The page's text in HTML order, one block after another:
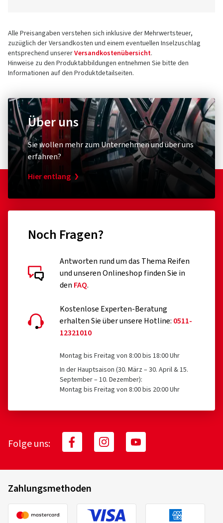
Alle Preisangaben verstehen sich inklusive der Mehrwertsteuer,
zuzüglich der Versandkosten und einem eventuellen Inselzuschlag
entsprechend unsererVersandkostenübersicht.
Hinweise zu den Produktabbildungen entnehmen Sie bitte den
Informationen auf den Produktdetailseiten.
Über uns
Sie wollen mehr zum Unternehmen und über uns
erfahren?
Hier entlang
Noch Fragen?
Antworten rund um das Thema Reifen
und unseren Onlineshop finden Sie in
den FAQ.
Kostenlose Experten-Beratung
erhalten Sie über unsere Hotline: 0511-
12321010
Montag bis Freitag von 8:00 bis 18:00 Uhr
In der Hauptsaison (30. März – 30. April & 15.
September – 10. Dezember):
Montag bis Freitag von 8:00 bis 20:00 Uhr
Folge uns:
Zahlungsmethoden